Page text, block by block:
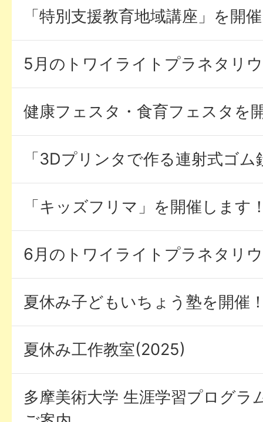
「特別支援教育地域講座」を開
5月のトワイライトプラネタリ
健康フェスタ・食育フェスタを
「3Dプリンタで作る連射式ゴ
「キッズフリマ」を開催します
6月のトワイライトプラネタリ
夏休み子どもいちょう塾を開催
夏休み工作教室(2025)
多摩美術大学 生涯学習プログラ